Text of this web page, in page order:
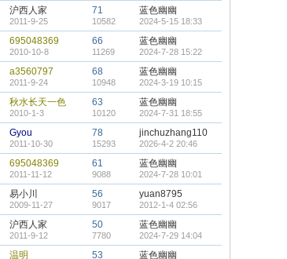
沪西人家
2011-9-25
71
10582
蓝色幽幽
2024-5-15 18:33
695048369
2010-10-8
66
11269
蓝色幽幽
2024-7-28 15:22
a3560797
2011-9-24
68
10948
蓝色幽幽
2024-3-19 10:15
秋水长天一色
2010-1-3
63
10120
蓝色幽幽
2024-7-31 18:55
Gyou
2011-10-30
78
15293
jinchuzhang110
2026-4-2 20:46
695048369
2011-11-12
61
9088
蓝色幽幽
2024-7-28 10:01
易小川
2009-11-27
56
9017
yuan8795
2012-1-4 02:56
沪西人家
2011-9-12
50
7780
蓝色幽幽
2024-7-29 14:04
温明 53 蓝色幽幽